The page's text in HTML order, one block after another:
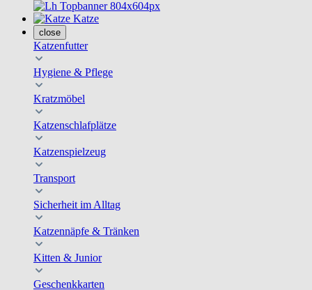
Katze
close
Katzenfutter
Hygiene & Pflege
Kratzmöbel
Katzenschlafplätze
Katzenspielzeug
Transport
Sicherheit im Alltag
Katzennäpfe & Tränken
Kitten & Junior
Geschenkkarten